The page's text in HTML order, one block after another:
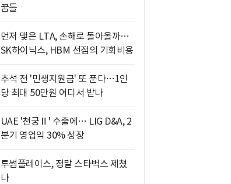
꿈틀
먼저 맺은 LTA, 손해로 돌아올까…
SK하이닉스, HBM 선점의 기회비용
추석 전 '민생지원금' 또 푼다…1인
당 최대 50만원 어디서 받나
UAE '천궁Ⅱ' 수출에… LIG D&A, 2
분기 영업익 30% 성장
투썸플레이스, 정말 스타벅스 제쳤
나